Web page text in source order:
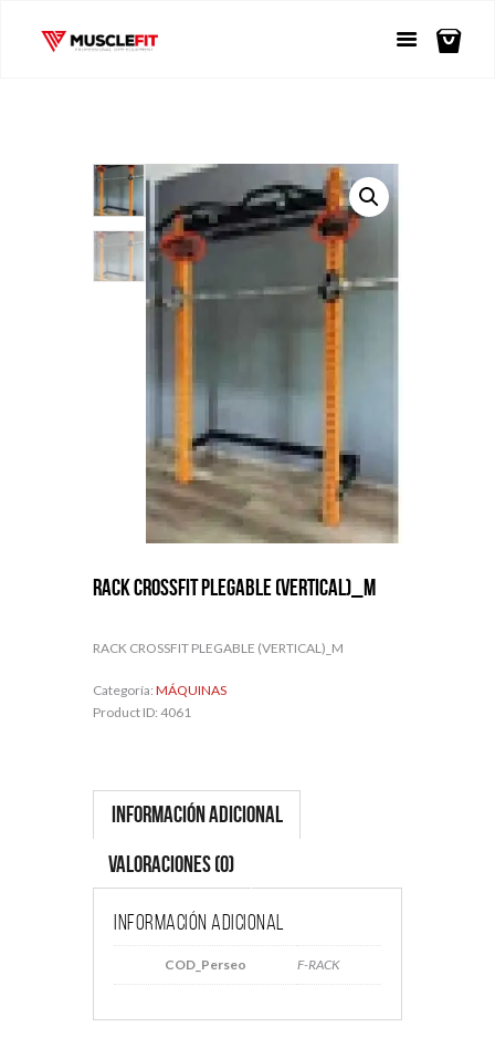
RACK CROSSFIT PLEGABLE (VERTICAL)_M
RACK CROSSFIT PLEGABLE (VERTICAL)_M
Categoría: MÁQUINAS
Product ID: 4061
Información adicional
Valoraciones (0)
Información adicional
COD_Perseo F-RACK